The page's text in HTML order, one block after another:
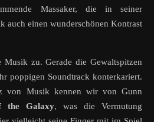
Massaker, die in seiner
auch einen wunderschönen Kontrast
zu. Gerade die Gewaltspitzen
poppigen Soundtrack konterkariert.
von Musik kennen wir von Gunn
the Galaxy, was die Vermutung